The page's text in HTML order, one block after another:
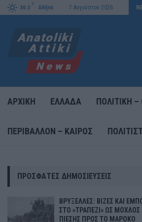
30.3
C
Αθήνα 7 Αυγούστου 2026
ΠΙΕΣΗΣ ΠΡΟΣ…
ΑΡΧΙΚΗ ΕΛΛΑΔΑ ΠΟΛΙΤΙΚΗ
ΠΕΡΙΒΑΛΛΟΝ – ΚΑΙΡΟΣ
ΠΡΌΣΦΑΤΕΣ ΔΗΜΟΣΙΕΎΣΕΙΣ
ΒΡΥΞΕΛΛΕΣ: ΒΙΖΕΣ ΚΑΙ
ΣΤΟ «ΤΡΑΠΕΖΙ» ΩΣ ΜΟΧΛΟΣ
ΠΙΕΣΗΣ ΠΡΟΣ ΤΟ ΜΑΡΟΚΟ